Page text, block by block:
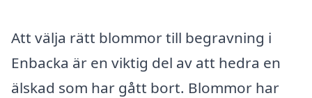
Att välja rätt blommor till begravning i
Enbacka är en viktig del av att hedra en
älskad som har gått bort. Blommor har